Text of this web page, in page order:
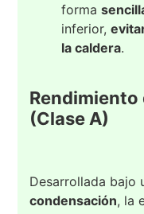
forma
inferior,
la caldera.
Rendimiento
(Clase A)
Desarrollada bajo
condensación, la